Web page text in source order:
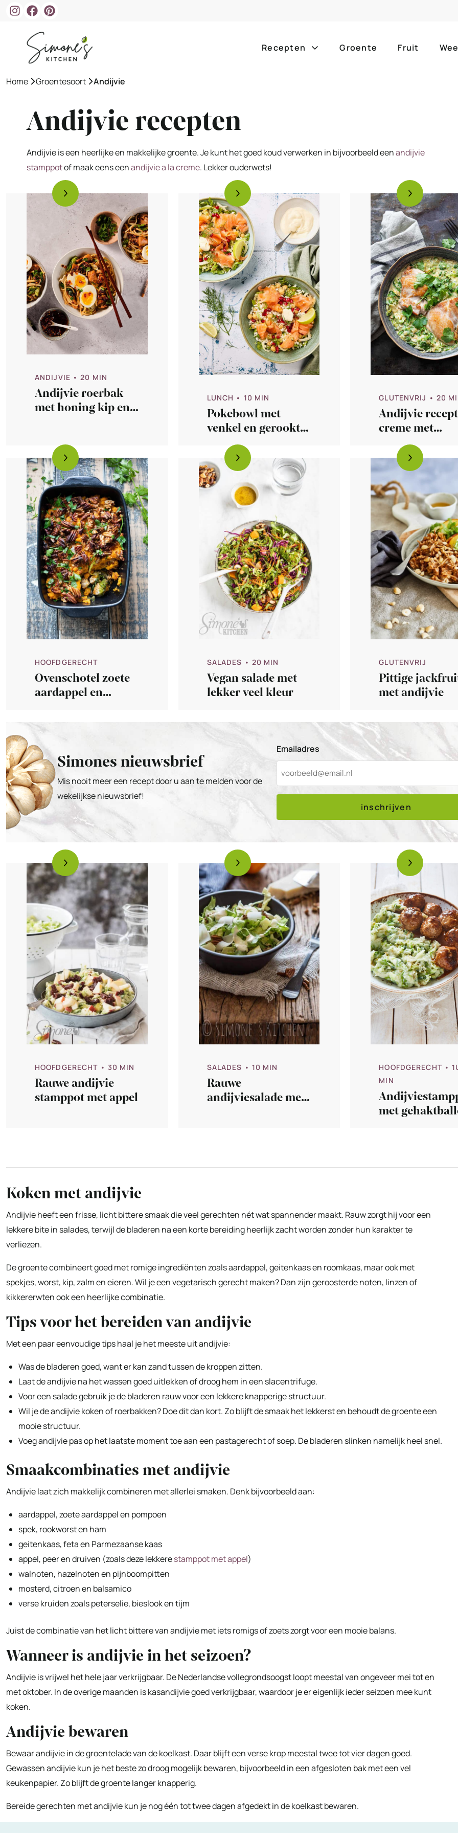
Recepten
lunch hoofdgerechten
voorgerechten drankjes
slow
Groente Fruit
Home »Groentesoort »Andijvie
Andijvie recepten
Andijvie is een heerlijke en makkelijke groente. Je kunt het goed koud verwerken in bijvoorbeeld eenandijvie
stamppotof maak eens eenandijvie a la creme. Lekker ouderwets!
ANDIJVIE • 20 MIN
Andijvie roerbak
met honing kip en
LUNCH • 10 MIN
Pokebowl met
venkel en gerookte
zalm
GLUTENVRIJ • 20
Andijvie
creme met
mosterdkip
HOOFDGERECHT
Ovenschotel zoete
aardappel en
SALADES • 20 MIN
Vegan salade met
lekker veel kleur
GLUTENVRIJ
Pittige
met andijvie
Simones nieuwsbrief
Mis nooit meer een recept door u aan te melden voor de
wekelijkse nieuwsbrief!
Emailadres
inschrijven
HOOFDGERECHT • 30 MIN
Rauwe andijvie
stamppot met appel
SALADES • 10 MIN
Rauwe
andijviesalade met
HOOFDGERECHT •
MIN
met
Koken met andijvie
Andijvie heeft een frisse, licht bittere smaak die veel gerechten nét wat spannender maakt. Rauw zorgt hij voor een
lekkere bite in salades, terwijl de bladeren na een korte bereiding heerlijk zacht worden zonder hun karakter te
verliezen.
De groente combineert goed met romige ingrediënten zoals aardappel, geitenkaas en roomkaas, maar ook met
spekjes, worst, kip, zalm en eieren. Wil je een vegetarisch gerecht maken? Dan zijn geroosterde noten, linzen of
kikkererwten ook een heerlijke combinatie.
Tips voor het bereiden van andijvie
Met een paar eenvoudige tips haal je het meeste uit andijvie:
Was de bladeren goed, want er kan zand tussen de kroppen zitten.
Laat de andijvie na het wassen goed uitlekken of droog hem in een slacentrifuge.
Voor een salade gebruik je de bladeren rauw voor een lekkere knapperige structuur.
Wil je de andijvie koken of roerbakken? Doe dit dan kort. Zo blijft de smaak het lekkerst en behoudt de groente een
mooie structuur.
Voeg andijvie pas op het laatste moment toe aan een pastagerecht of soep. De bladeren slinken namelijk heel snel.
Smaakcombinaties met andijvie
Andijvie laat zich makkelijk combineren met allerlei smaken. Denk bijvoorbeeld aan:
aardappel, zoete aardappel en pompoen
spek, rookworst en ham
geitenkaas, feta en Parmezaanse kaas
appel, peer en druiven (zoals deze lekkerestamppot met appel)
walnoten, hazelnoten en pijnboompitten
mosterd, citroen en balsamico
verse kruiden zoals peterselie, bieslook en tijm
Juist de combinatie van het licht bittere van andijvie met iets romigs of zoets zorgt voor een mooie balans.
Wanneer is andijvie in het seizoen?
Andijvie is vrijwel het hele jaar verkrijgbaar. De Nederlandse vollegrondsoogst loopt meestal van ongeveer mei tot en
met oktober. In de overige maanden is kasandijvie goed verkrijgbaar, waardoor je er eigenlijk ieder seizoen mee kunt
koken.
Andijvie bewaren
Bewaar andijvie in de groentelade van de koelkast. Daar blijft een verse krop meestal twee tot vier dagen goed.
Gewassen andijvie kun je het beste zo droog mogelijk bewaren, bijvoorbeeld in een afgesloten bak met een vel
keukenpapier. Zo blijft de groente langer knapperig.
Bereide gerechten met andijvie kun je nog één tot twee dagen afgedekt in de koelkast bewaren.